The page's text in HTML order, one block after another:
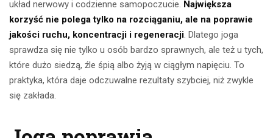
układ nerwowy i codzienne samopoczucie. Największa
korzyść nie polega tylko na rozciąganiu, ale na poprawie
jakości ruchu, koncentracji i regeneracji. Dlatego joga
sprawdza się nie tylko u osób bardzo sprawnych, ale też u tych,
które dużo siedzą, źle śpią albo żyją w ciągłym napięciu. To
praktyka, która daje odczuwalne rezultaty szybciej, niż zwykle
się zakłada.